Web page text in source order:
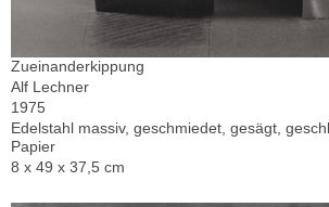
Zueinanderkippung
Alf Lechner
1975
Edelstahl massiv, geschmiedet, gesägt,
Papier
8 x 49 x 37,5 cm